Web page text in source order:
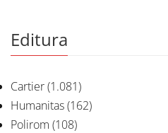
Editura
Cartier(1.081)
Humanitas(162)
Polirom (108)